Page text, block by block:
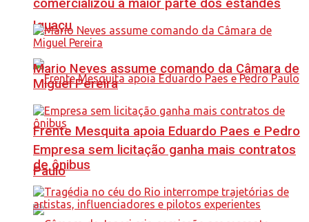
Iguaçu
Frente Mesquita apoia Eduardo Paes e Pedro
Paulo
comercializou a maior parte dos estandes
Mario Neves assume comando da Câmara de
Miguel Pereira
Empresa sem licitação ganha mais contratos
de ônibus